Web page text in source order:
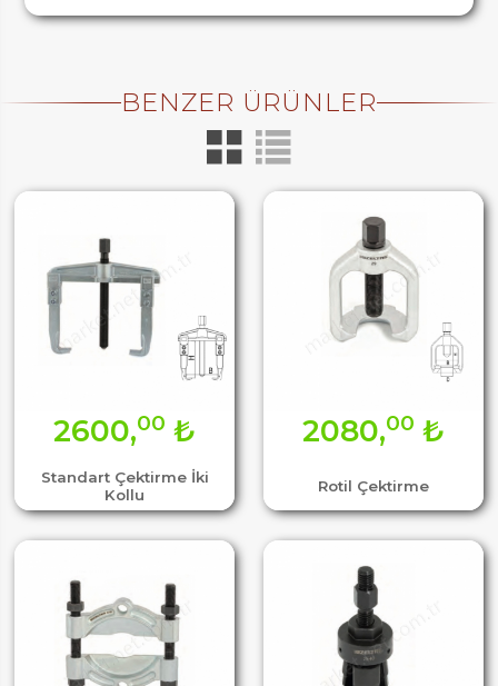
BENZER ÜRÜNLER
Standart Çektirme İki
Kollu
2600,00 ₺
Rotil Çektirme
2080,00 ₺